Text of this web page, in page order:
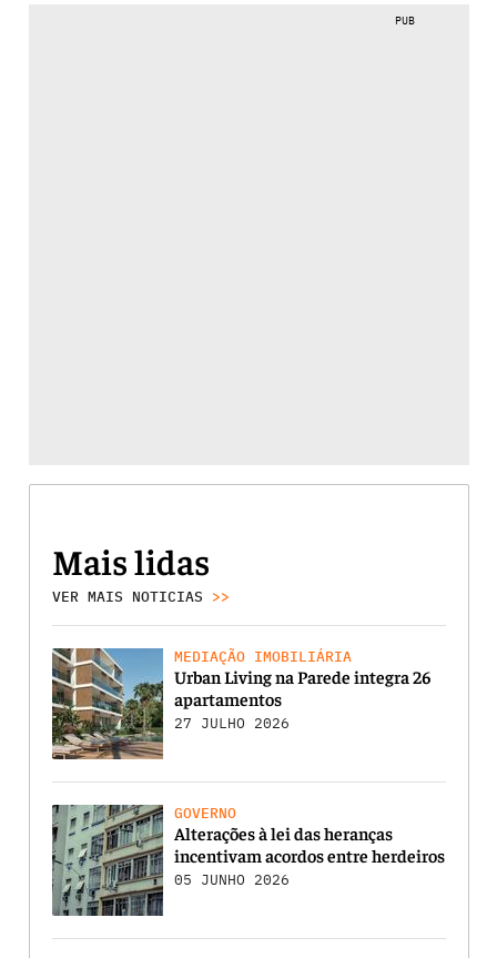
PUB
Mais lidas
VER MAIS NOTICIAS >>
MEDIAÇÃO IMOBILIÁRIA
Urban Living na Parede integra 26
apartamentos
27 JULHO 2026
GOVERNO
Alterações à lei das heranças
incentivam acordos entre herdeiros
05 JUNHO 2026